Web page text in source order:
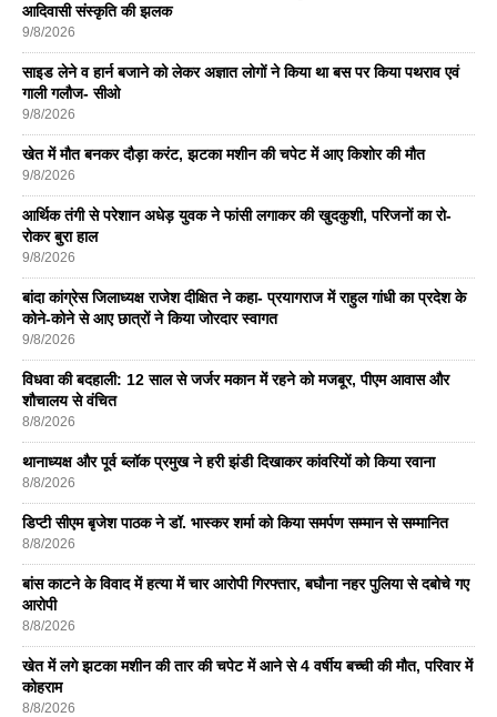
आदिवासी संस्कृति की झलक
9/8/2026
साइड लेने व हार्न बजाने को लेकर अज्ञात लोगों ने किया था बस पर किया पथराव एवं
गाली गलौज- सीओ
9/8/2026
खेत में मौत बनकर दौड़ा करंट, झटका मशीन की चपेट में आए किशोर की मौत
9/8/2026
आर्थिक तंगी से परेशान अधेड़ युवक ने फांसी लगाकर की खुदकुशी, परिजनों का रो-
रोकर बुरा हाल
9/8/2026
बांदा कांग्रेस जिलाध्यक्ष राजेश दीक्षित ने कहा- प्रयागराज में राहुल गांधी का प्रदेश के
कोने-कोने से आए छात्रों ने किया जोरदार स्वागत
9/8/2026
विधवा की बदहाली: 12 साल से जर्जर मकान में रहने को मजबूर, पीएम आवास और
शौचालय से वंचित
8/8/2026
थानाध्यक्ष और पूर्व ब्लॉक प्रमुख ने हरी झंडी दिखाकर कांवरियों को किया रवाना
8/8/2026
डिप्टी सीएम बृजेश पाठक ने डॉ. भास्कर शर्मा को किया समर्पण सम्मान से सम्मानित
8/8/2026
बांस काटने के विवाद में हत्या में चार आरोपी गिरफ्तार, बघौना नहर पुलिया से दबोचे गए
आरोपी
8/8/2026
खेत में लगे झटका मशीन की तार की चपेट में आने से 4 वर्षीय बच्ची की मौत, परिवार में
कोहराम
8/8/2026